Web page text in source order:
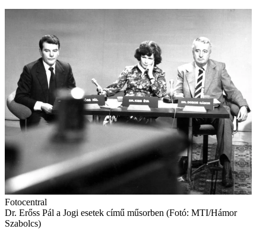
Fotocentral
Dr. Erőss Pál a Jogi esetek című műsorben (Fotó: MTI/Hámor
Szabolcs)